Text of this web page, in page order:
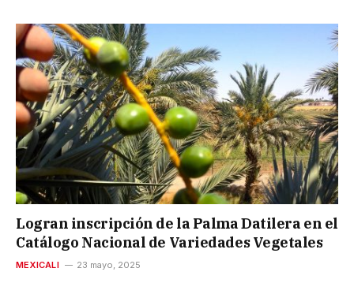
Logran inscripción de la Palma Datilera en el
Catálogo Nacional de Variedades Vegetales
MEXICALI 23 mayo, 2025